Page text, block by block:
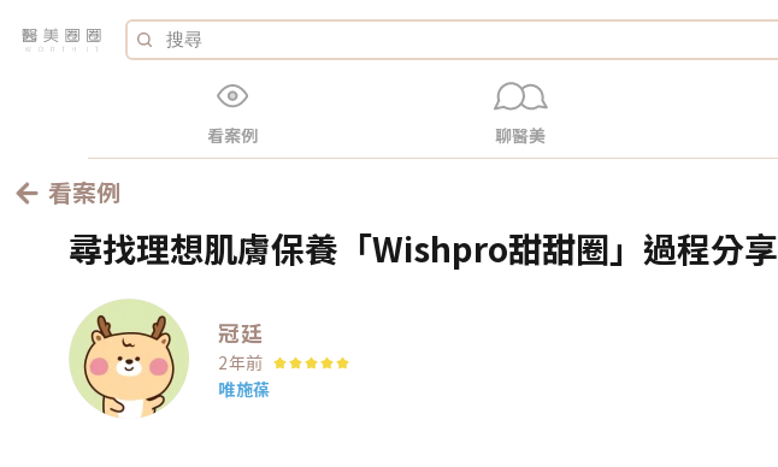
看案例 聊醫美
看案例
尋找理想肌膚保養「Wishpro甜甜圈」過程分享
冠廷
2年前
唯施葆